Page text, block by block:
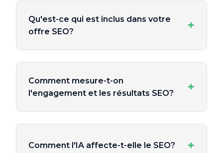
Qu'est-ce qui est inclus dans votre
offre SEO?
+
Comment mesure-t-on
l'engagement et les résultats SEO?
+
Comment l'IA affecte-t-elle le SEO? +